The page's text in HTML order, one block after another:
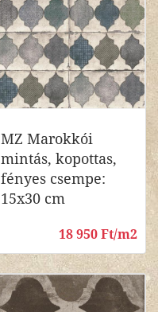
MZ Marokkói
mintás, kopottas,
fényes csempe:
15x30 cm
18 950 Ft/m2